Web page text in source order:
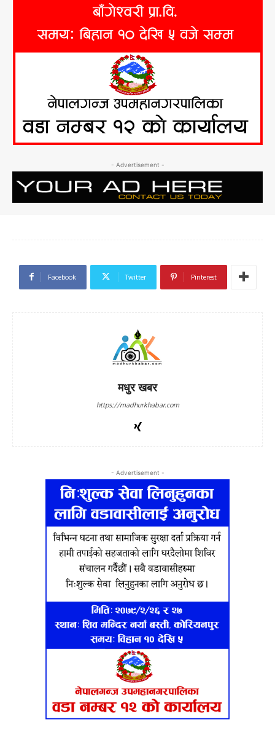
- Advertisement -
Facebook Twitter Pinterest
मधुर खबर
https://madhurkhabar.com
- Advertisement -